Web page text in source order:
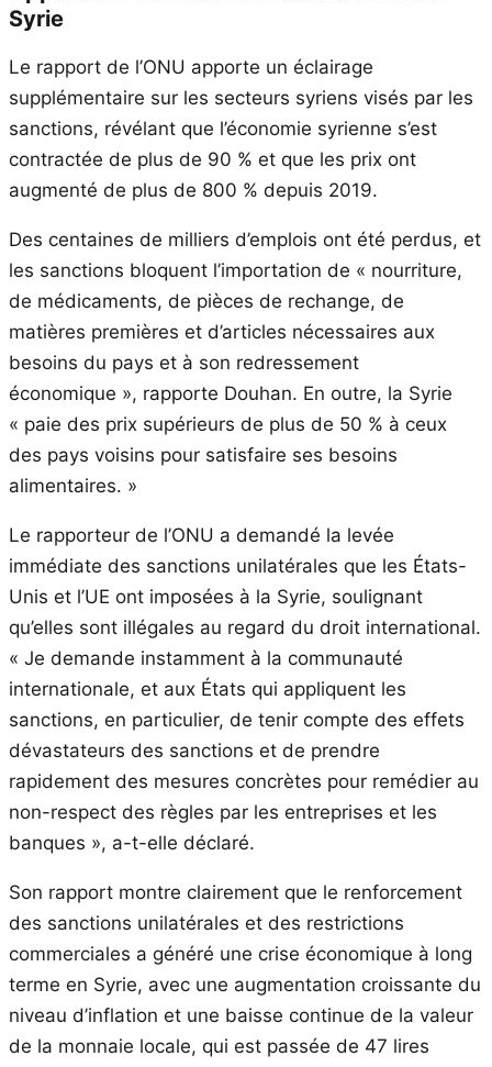
Syrie
Le rapport de l’ONU apporte un éclairage
supplémentaire sur les secteurs syriens visés par les
sanctions, révélant que l’économie syrienne s’est
contractée de plus de 90 % et que les prix ont
augmenté de plus de 800 % depuis 2019.
Des centaines de milliers d’emplois ont été perdus, et
les sanctions bloquent l’importation de « nourriture,
de médicaments, de pièces de rechange, de
matières premières et d’articles nécessaires aux
besoins du pays et à son redressement
économique », rapporte Douhan. En outre, la Syrie
« paie des prix supérieurs de plus de 50 % à ceux
des pays voisins pour satisfaire ses besoins
alimentaires. »
Le rapporteur de l’ONU a demandé la levée
immédiate des sanctions unilatérales que les États-
Unis et l’UE ont imposées à la Syrie, soulignant
qu’elles sont illégales au regard du droit international.
« Je demande instamment à la communauté
internationale, et aux États qui appliquent les
sanctions, en particulier, de tenir compte des effets
dévastateurs des sanctions et de prendre
rapidement des mesures concrètes pour remédier au
non-respect des règles par les entreprises et les
banques », a-t-elle déclaré.
Son rapport montre clairement que le renforcement
des sanctions unilatérales et des restrictions
commerciales a généré une crise économique à long
terme en Syrie, avec une augmentation croissante du
niveau d’inflation et une baisse continue de la valeur
de la monnaie locale, qui est passée de 47 lires